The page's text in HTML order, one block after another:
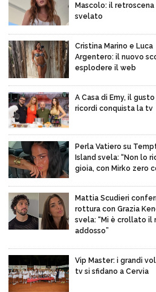
Mascolo: il retroscena
svelato
Cristina Marino e Luca
Argentero: il nuovo
esplodere il web
A Casa di Emy, il
ricordi conquista la tv
Perla Vatiero su
Island svela: “Non lo
gioia, con Mirko zero
Mattia Scudieri
rottura con Grazia
svela: “Mi è crollato il
addosso”
Vip Master: i grandi
tv si sfidano a Cervia